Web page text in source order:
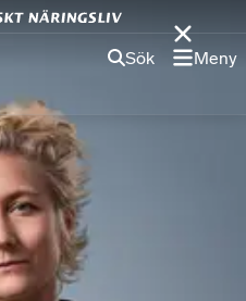
Sök Meny